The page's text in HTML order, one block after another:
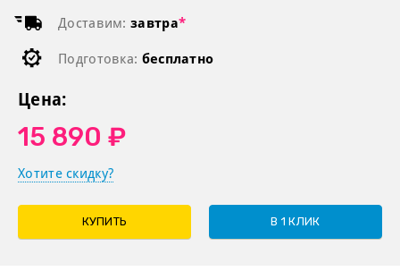
Доставим: завтра*
Подготовка: бесплатно
Цена:
15 890 ₽
Хотите скидку?
КУПИТЬ В 1 КЛИК